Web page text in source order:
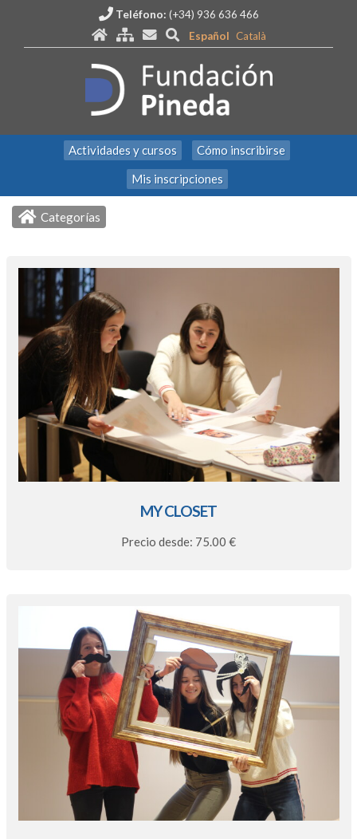
Teléfono: (+34) 936 636 466
Español
Català
Actividades y cursos
Cómo inscribirse
Mis inscripciones
Categorías
MY CLOSET
Precio desde: 75.00 €